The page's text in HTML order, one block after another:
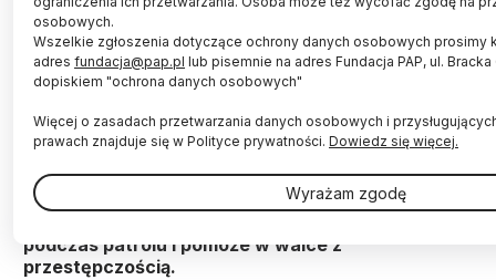
Fot. Fotolia
Być może wkrótce londyńscy policjanci będą
musieli porzucić swoją intuicję i zdać się na
sugestie programu komputerowego. Naukowcy
pracują nad systemem, który analizując tzw.
podczas patrolu i pomoże w walce z
przestępczością.
osobowych.
Wszelkie zgłoszenia dotyczące ochrony danych osobowych prosimy
adres fundacja@pap.pl lub pisemnie na adres Fundacja PAP, ul.
dopiskiem "ochrona danych osobowych"
Więcej o zasadach przetwarzania danych osobowych i
prawach znajduje się w Polityce prywatności. Dowiedz się więcej.
Wyrażam zgodę